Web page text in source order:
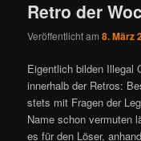
Retro der
Veröffentlicht am8. März
Eigentlich bilden Illegal
innerhalb der Retros:
stets mit Fragen der
Name schon vermuten
es für den Löser,